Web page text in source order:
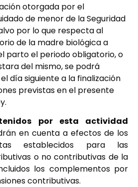
otorgada por el
de menor de la Seguridad
por lo que respecta al
de la madre biológica a
parto el periodo obligatorio, o
del mismo, se podrá
día siguiente a la finalización
previstas en el presente
por esta actividad
en cuenta a efectos de los
establecidos para las
o no contributivas de la
los complementos por
contributivas.